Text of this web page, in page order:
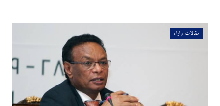
مقالات واراء